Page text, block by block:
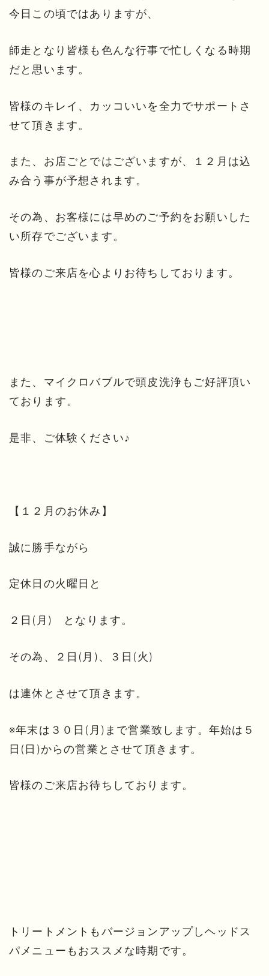
今日この頃ではありますが、
師走となり皆様も色んな行事で忙しくなる時期
だと思います。
皆様のキレイ、カッコいいを全力でサポートさ
せて頂きます。
また、お店ごとではございますが、１２月は込
み合う事が予想されます。
その為、お客様には早めのご予約をお願いした
い所存でございます。
皆様のご来店を心よりお待ちしております。
また、マイクロバブルで頭皮洗浄もご好評頂い
ております。
是非、ご体験ください♪
【１２月のお休み】
誠に勝手ながら
定休日の火曜日と
２日(月) となります。
その為、２日(月)、３日(火)
は連休とさせて頂きます。
※年末は３０日(月)まで営業致します。年始は５
日(日)からの営業とさせて頂きます。
皆様のご来店お待ちしております。
トリートメントもバージョンアップしヘッドス
パメニューもおススメな時期です。